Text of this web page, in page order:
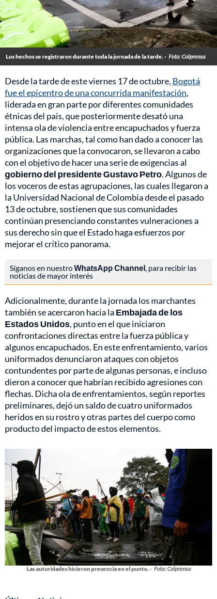
Los hechos se registraron durante toda la jornada de la tarde. - Foto: Colprensa
Desde la tarde de este viernes 17 de octubre, Bogotá
fue el epicentro de una concurrida manifestación,
liderada en gran parte por diferentes comunidades
étnicas del país, que posteriormente desató una
intensa ola de violencia entre encapuchados y fuerza
pública. Las marchas, tal como han dado a conocer las
organizaciones que la convocaron, se llevaron a cabo
con el objetivo de hacer una serie de exigencias al
gobierno del presidente Gustavo Petro. Algunos de
los voceros de estas agrupaciones, las cuales llegaron a
la Universidad Nacional de Colombia desde el pasado
13 de octubre, sostienen que sus comunidades
continúan presenciando constantes vulneraciones a
sus derecho sin que el Estado haga esfuerzos por
mejorar el crítico panorama.
Síganos en nuestroWhatsApp Channel, para recibir las
noticias de mayor interés
Adicionalmente, durante la jornada los marchantes
también se acercaron hacia la Embajada de los
Estados Unidos, punto en el que iniciaron
confrontaciones directas entre la fuerza pública y
algunos encapuchados. En este enfrentamiento, varios
uniformados denunciaron ataques con objetos
contundentes por parte de algunas personas, e incluso
dieron a conocer que habrían recibido agresiones con
flechas. Dicha ola de enfrentamientos, según reportes
preliminares, dejó un saldo de cuatro uniformados
heridos en su rostro y otras partes del cuerpo como
producto del impacto de estos elementos.
Las autoridades hicieron presencia en el punto. - Foto: Colprensa